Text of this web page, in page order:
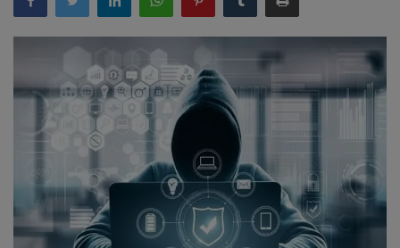
வேலைவாய்ப்பு
சட்டமன்ற தேர்தல் 2026
தொழில்நுட்பம்
மக்கள் புகார்கள்
சிறப்பு செய்திகள்